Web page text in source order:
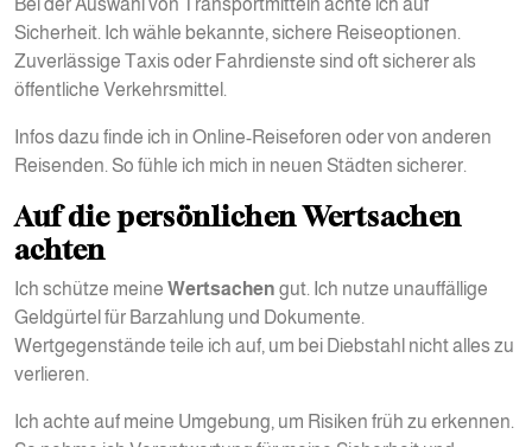
Bei der Auswahl von Transportmitteln achte ich auf
Sicherheit. Ich wähle bekannte, sichere Reiseoptionen.
Zuverlässige Taxis oder Fahrdienste sind oft sicherer als
öffentliche Verkehrsmittel.
Infos dazu finde ich in Online-Reiseforen oder von anderen
Reisenden. So fühle ich mich in neuen Städten sicherer.
Auf die persönlichen Wertsachen
achten
Ich schütze meine Wertsachen gut. Ich nutze unauffällige
Geldgürtel für Barzahlung und Dokumente.
Wertgegenstände teile ich auf, um bei Diebstahl nicht alles zu
verlieren.
Ich achte auf meine Umgebung, um Risiken früh zu erkennen.